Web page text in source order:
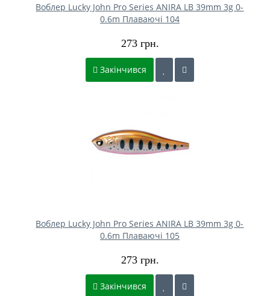
Воблер Lucky John Pro Series ANIRA LB 39mm 3g 0-
0.6m Плаваючі 104
273 грн.
Закінчився
Воблер Lucky John Pro Series ANIRA LB 39mm 3g 0-
0.6m Плаваючі 105
273 грн.
Закінчився